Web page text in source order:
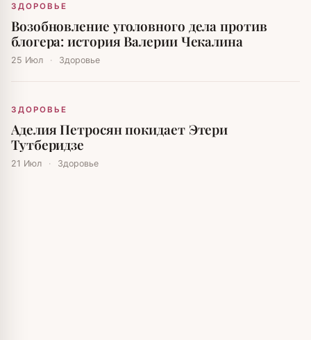
ЗДОРОВЬЕ
Возобновление уголовного дела против
блогера: история Валерии Чекалина
25 Июл · Здоровье
ЗДОРОВЬЕ
Аделия Петросян покидает Этери
Тутберидзе
21 Июл · Здоровье